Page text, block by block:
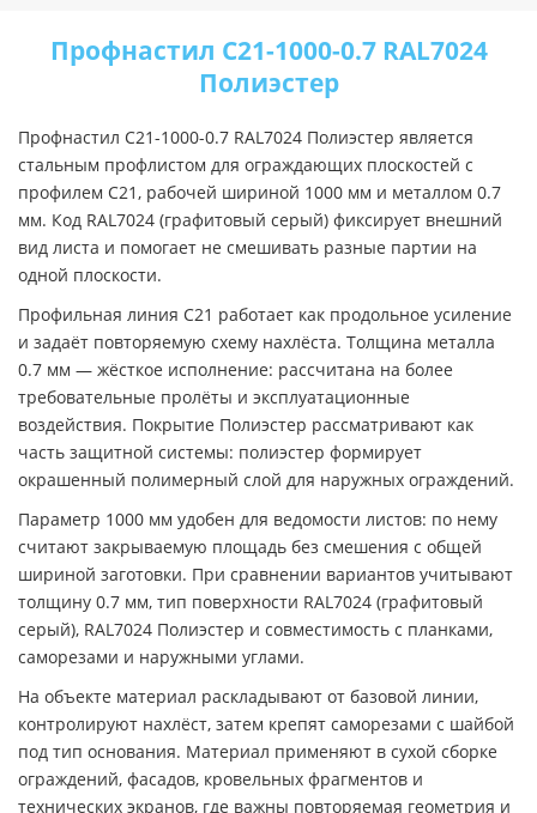
Профнастил C21-1000-0.7 RAL7024
Полиэстер
Профнастил C21-1000-0.7 RAL7024 Полиэстер является
стальным профлистом для ограждающих плоскостей с
профилем C21, рабочей шириной 1000 мм и металлом 0.7
мм. Код RAL7024 (графитовый серый) фиксирует внешний
вид листа и помогает не смешивать разные партии на
одной плоскости.
Профильная линия C21 работает как продольное усиление
и задаёт повторяемую схему нахлёста. Толщина металла
0.7 мм — жёсткое исполнение: рассчитана на более
требовательные пролёты и эксплуатационные
воздействия. Покрытие Полиэстер рассматривают как
часть защитной системы: полиэстер формирует
окрашенный полимерный слой для наружных ограждений.
Параметр 1000 мм удобен для ведомости листов: по нему
считают закрываемую площадь без смешения с общей
шириной заготовки. При сравнении вариантов учитывают
толщину 0.7 мм, тип поверхности RAL7024 (графитовый
серый), RAL7024 Полиэстер и совместимость с планками,
саморезами и наружными углами.
На объекте материал раскладывают от базовой линии,
контролируют нахлёст, затем крепят саморезами с шайбой
под тип основания. Материал применяют в сухой сборке
ограждений, фасадов, кровельных фрагментов и
технических экранов, где важны повторяемая геометрия и